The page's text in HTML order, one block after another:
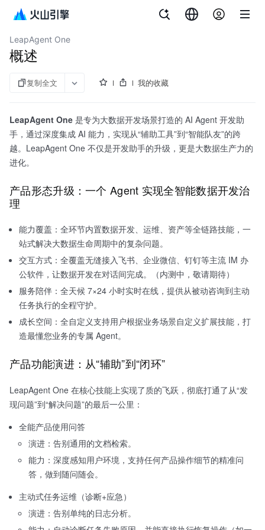
大数据研发治理套件
LeapAgent One
概述
复制全文 我的收藏
LeapAgent One 是专为大数据开发场景打造的 AI Agent 开发助
手，通过深度集成 AI 能力，实现从“辅助工具”到“智能队友”的跨
越。LeapAgent One 不仅是开发助手的升级，更是大数据生产力的
进化。
产品形态升级：一个 Agent 实现全智能数据开发治
理
能力覆盖：全环节内置数据开发、运维、资产等全链路技能，一
站式解决大数据生命周期中的复杂问题。
交互方式：全覆盖无缝接入飞书、企业微信、钉钉等主流 IM 办
公软件，让数据开发在对话间完成。（内测中，敬请期待）
服务陪伴：全天候 7×24 小时实时在线，提供从被动咨询到主动
任务执行的全程守护。
成长空间：全自定义支持用户根据业务场景自定义扩展技能，打
造最懂您业务的专属 Agent。
产品功能演进：从“辅助”到“闭环”
LeapAgent One 在核心技能上实现了质的飞跃，彻底打通了从“发
现问题”到“解决问题”的最后一公里：
全能产品使用问答
演进：告别通用的文档检索。
能力：深度感知用户环境，支持任何产品操作细节的精准问
答，做到随问随会。
主动式任务运维（诊断+应急）
演进：告别单纯的日志分析。